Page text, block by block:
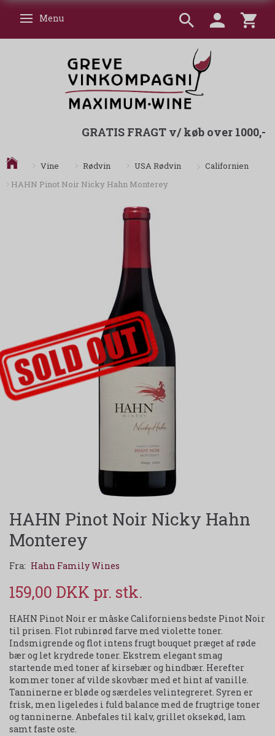
Skifte navigation
Menu
GRATIS FRAGT v/ køb over 1000,-
Vine Rødvin USA Rødvin
Californien
HAHN Pinot Noir Nicky Hahn Monterey
HAHN Pinot Noir Nicky Hahn
Monterey
Fra: Hahn Family Wines
159,00 DKK
HAHN Pinot Noir er måske Californiens bedste Pinot Noir
til prisen. Flot rubinrød farve med violette toner.
Indsmigrende og flot intens frugt bouquet præget af røde
bær og let krydrede toner. Ekstrem elegant smag
startende med toner af kirsebær og hindbær. Herefter
kommer toner af vilde skovbær med et hint af vanille.
Tanninerne er bløde og særdeles velintegreret. Syren er
frisk, men ligeledes i fuld balance med de frugtrige toner
og tanninerne. Anbefales til kalv, grillet oksekød, lam
samt faste oste.